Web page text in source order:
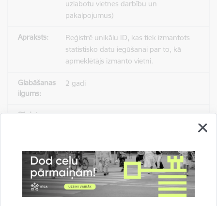
uzlabotu vietnes darbību un
pakalpojumus)
Reģistrē unikālu ID, kas tiek izmantots
statistisko datu iegūšanai par to, kā
apmeklētājs izmanto vietni.
2 gadi
_gat
uzlabotu vietnes darbību un
pakalpojumus)
Izmanto Google Analytics, lai samazinātu
pieprasījuma līmeni.